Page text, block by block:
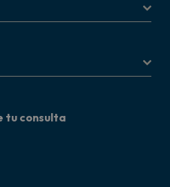
tu consulta